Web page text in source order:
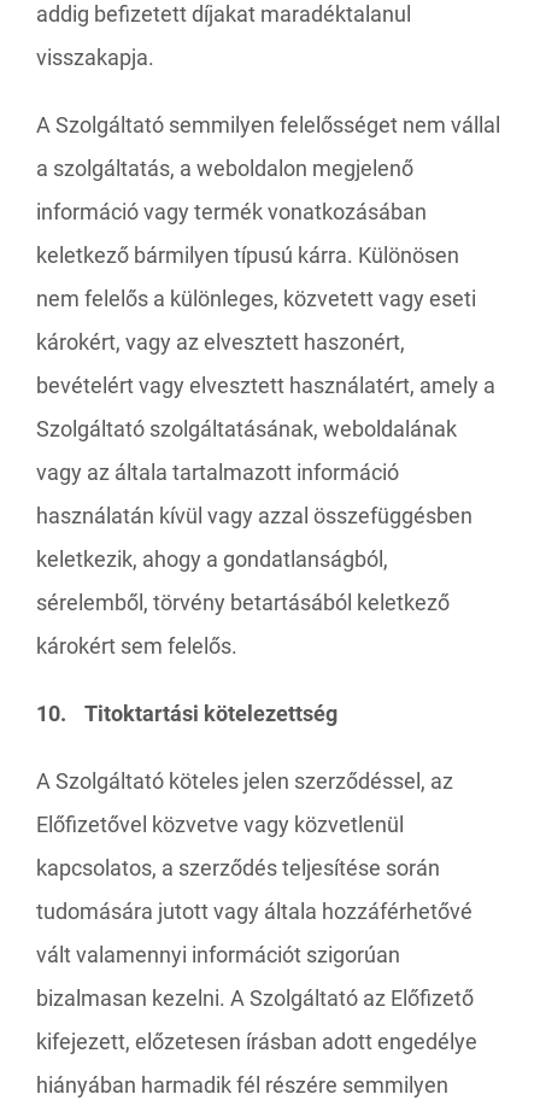
addig befizetett díjakat maradéktalanul
visszakapja.
A Szolgáltató semmilyen felelősséget nem vállal
a szolgáltatás, a weboldalon megjelenő
információ vagy termék vonatkozásában
keletkező bármilyen típusú kárra. Különösen
nem felelős a különleges, közvetett vagy eseti
károkért, vagy az elvesztett haszonért,
bevételért vagy elvesztett használatért, amely a
Szolgáltató szolgáltatásának, weboldalának
vagy az általa tartalmazott információ
használatán kívül vagy azzal összefüggésben
keletkezik, ahogy a gondatlanságból,
sérelemből, törvény betartásából keletkező
károkért sem felelős.
10. Titoktartási kötelezettség
A Szolgáltató köteles jelen szerződéssel, az
Előfizetővel közvetve vagy közvetlenül
kapcsolatos, a szerződés teljesítése során
tudomására jutott vagy általa hozzáférhetővé
vált valamennyi információt szigorúan
bizalmasan kezelni. A Szolgáltató az Előfizető
kifejezett, előzetesen írásban adott engedélye
hiányában harmadik fél részére semmilyen